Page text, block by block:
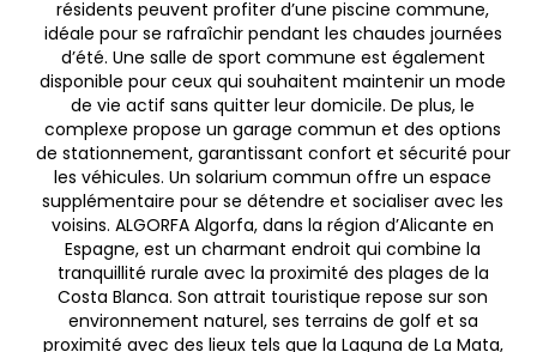
résidents peuvent profiter d’une piscine commune,
idéale pour se rafraîchir pendant les chaudes journées
d’été. Une salle de sport commune est également
disponible pour ceux qui souhaitent maintenir un mode
de vie actif sans quitter leur domicile. De plus, le
complexe propose un garage commun et des options
de stationnement, garantissant confort et sécurité pour
les véhicules. Un solarium commun offre un espace
supplémentaire pour se détendre et socialiser avec les
voisins. ALGORFA Algorfa, dans la région d’Alicante en
Espagne, est un charmant endroit qui combine la
tranquillité rurale avec la proximité des plages de la
Costa Blanca. Son attrait touristique repose sur son
environnement naturel, ses terrains de golf et sa
proximité avec des lieux tels que la Laguna de La Mata,